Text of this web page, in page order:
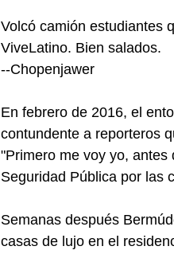
Volcó camión estudiantes
ViveLatino. Bien salados.
--Chopenjawer
En febrero de 2016, el
contundente a reporteros
"Primero me voy yo, antes
Seguridad Pública por las
Semanas después
casas de lujo en el